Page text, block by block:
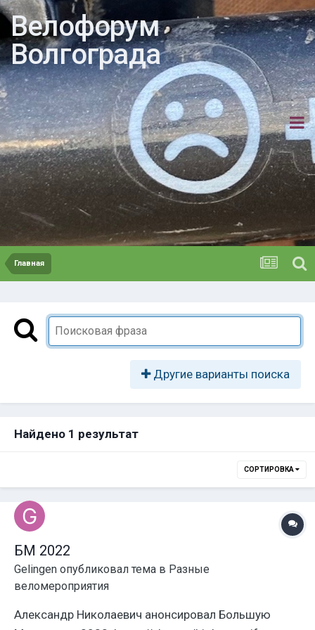
Велофорум
Волгограда
Главная
Другие варианты поиска
Найдено 1 результат
СОРТИРОВКА
БМ 2022
Gelingen опубликовал тема в Разные
веломероприятия
Александр Николаевич анонсировал Большую